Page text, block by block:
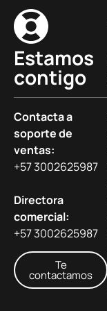
Estamos
contigo
Contacta a
soporte de
ventas:
+57 3002625987
Directora
comercial:
+57 3002625987
Te
contactamos